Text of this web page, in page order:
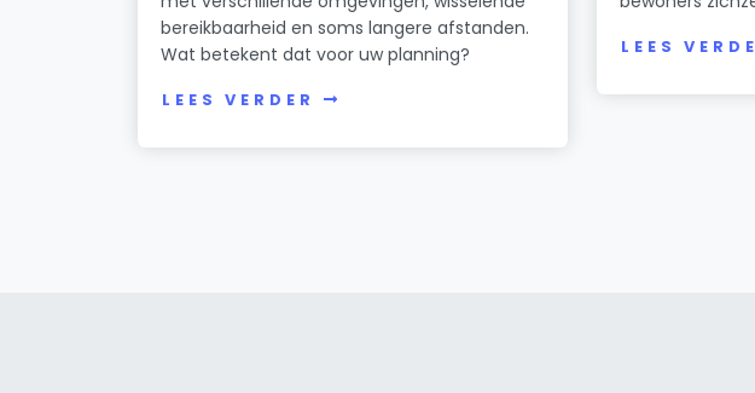
bereikbaarheid en soms langere afstanden.
Wat betekent dat voor uw planning?
LEES VERDER
LEES